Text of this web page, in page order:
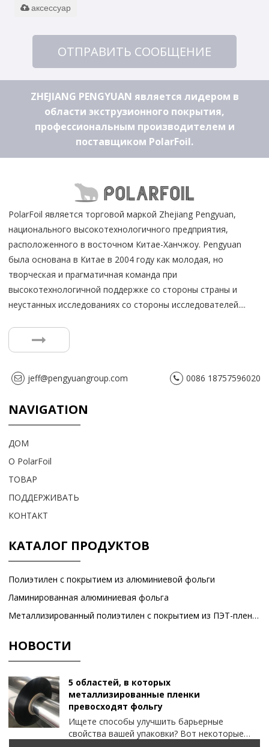
аксессуар
ОТПРАВИТЬ СООБЩЕНИЕ
ZHEJIANG PENGYUAN является лидером в
области экструзионного покрытия,
профессиональным производителем и
поставщиком PolarFoil.
PolarFoil является торговой маркой Zhejiang Pengyuan,
национального высокотехнологичного предприятия,
расположенного в восточном Китае-Ханчжоу. Pengyuan
была основана в Китае в 2004 году как молодая, но
творческая и прагматичная команда при
высокотехнологичной поддержке со стороны страны и
неустанных исследованиях со стороны исследователей....
jeff@pengyuangroup.com 0086 18757596020
NAVIGATION
ДОМ
О PolarFoil
ТОВАР
ПОДДЕРЖИВАТЬ
КОНТАКТ
КАТАЛОГ ПРОДУКТОВ
Полиэтилен с покрытием из алюминиевой фольги
Ламинированная алюминиевая фольга
Металлизированный полиэтилен с покрытием из ПЭТ-пленки
НОВОСТИ
5 областей, в которых
металлизированные пленки
превосходят фольгу
Ищете способы улучшить барьерные
свойства вашей упаковки? Вот некоторые